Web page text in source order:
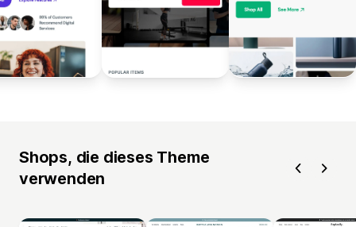
Shops, die dieses Theme
verwenden